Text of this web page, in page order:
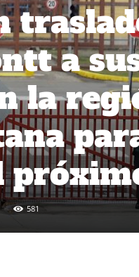
a
la
581